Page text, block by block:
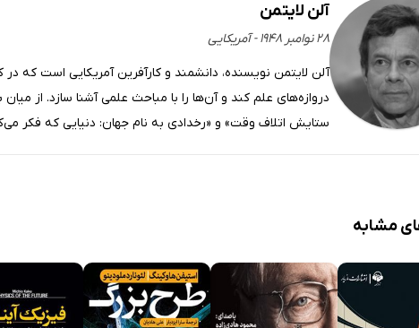
- قسمت دومآلن لایتمن
۲۸ نوامبر ۱۹۴۸ - آمریکایی
آلن لایتمن نویسنده، دانشمند و کارآفرین آمریکایی است که
دروازه‌های علم کند و آن‌ها را با مباحث علمی آشنا سازد. از
ستایش اتلاف وقت» و «رخدادی به نام جهان: دنیایی که فکر
مشابه